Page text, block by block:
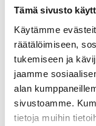
Tämä sivusto
Käytämme
räätälöimiseen,
tukemiseen ja
jaamme
alan
sivustoamme.
tietoja muihin
vanhustenhoidossa.
SuPer haastaa nyt
osaavaa,
vanhuspalvelulain
Vanhukset
– Koulutuksella ja
muistuttaa.